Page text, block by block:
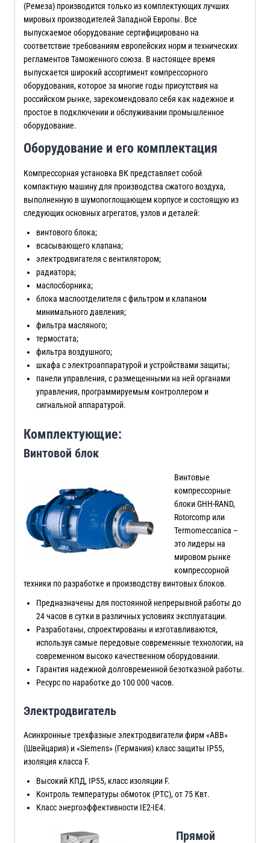
(Ремеза) производится только из комплектующих лучших
мировых производителей Западной Европы. Все
выпускаемое оборудование сертифицировано на
соответствие требованиям европейских норм и технических
регламентов Таможенного союза. В настоящее время
выпускается широкий ассортимент компрессорного
оборудования, которое за многие годы присутствия на
российском рынке, зарекомендовало себя как надежное и
простое в подключении и обслуживании промышленное
оборудование.
Оборудование и его комплектация
Компрессорная установка ВК представляет собой
компактную машину для производства сжатого воздуха,
выполненную в шумопоглощающем корпусе и состоящую из
следующих основных агрегатов, узлов и деталей:
винтового блока;
всасывающего клапана;
электродвигателя с вентилятором;
радиатора;
маслосборника;
блока маслоотделителя с фильтром и клапаном
минимального давления;
фильтра масляного;
термостата;
фильтра воздушного;
шкафа с электроаппаратурой и устройствами защиты;
панели управления, с размещенными на ней органами
управления, программируемым контроллером и
сигнальной аппаратурой.
Комплектующие:
Винтовой блок
Винтовые
компрессорные
блоки GHH-RAND,
Rotorcomp или
Termomeccanica –
это лидеры на
мировом рынке
компрессорной
техники по разработке и производству винтовых блоков.
Предназначены для постоянной непрерывной работы до
24 часов в сутки в различных условиях эксплуатации.
Разработаны, спроектированы и изготавливаются,
используя самые передовые современные технологии, на
современном высоко качественном оборудовании.
Гарантия надежной долговременной безотказной работы.
Ресурс по наработке до 100 000 часов.
Электродвигатель
Асинхронные трехфазные электродвигатели фирм «ABB»
(Швейцария) и «Siemens» (Германия) класс защиты IP55,
изоляция класса F.
Высокий КПД, IP55, класс изоляции F.
Контроль температуры обмоток (PTC), от 75 Квт.
Класс энергоэффективности IE2-IE4.
Прямой